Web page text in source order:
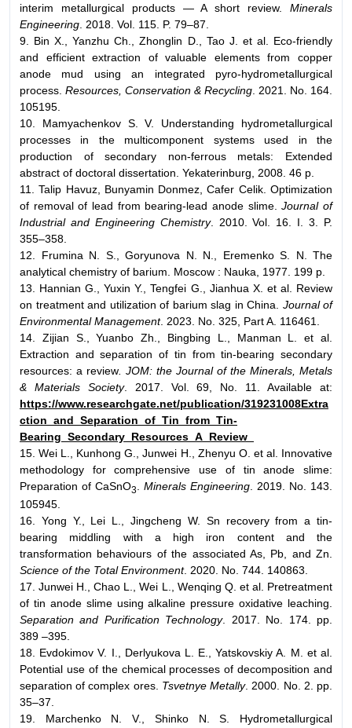
interim metallurgical products — A short review. Minerals
Engineering . 2018. Vol. 115. P. 79–87.
9. Bin X., Yanzhu Ch., Zhonglin D., Tao J. et al. Eco-friendly
and efficient extraction of valuable elements from copper
anode mud using an integrated pyro-hydrometallurgical
process. Resources, Conservation & Recycling . 2021. No. 164.
105195.
10. Mamyachenkov S. V. Understanding hydrometallurgical
processes in the multicomponent systems used in the
production of secondary non-ferrous metals: Extended
abstract of doctoral dissertation. Yekaterinburg, 2008. 46 p.
11. Talip Havuz, Bunyamin Donmez, Cafer Celik. Optimization
of removal of lead from bearing-lead anode slime.Journal of
Industrial and Engineering Chemistry. 2010. Vol. 16. I. 3. P.
355–358.
12. Frumina N. S., Goryunova N. N., Eremenko S. N. The
analytical chemistry of barium. Moscow : Nauka, 1977. 199 p.
13. Hannian G., Yuxin Y., Tengfei G., Jianhua X. et al. Review
on treatment and utilization of barium slag in China.
Journal of
Environmental Management. 2023. No. 325, Part A. 116461.
14. Zijian S., Yuanbo Zh., Bingbing L., Manman L. et al.
Extraction and separation of tin from tin-bearing secondary
resources: a review . JOM: the Journal of the Minerals, Metals
& Materials Society. 2017. Vol. 69, No. 11. Available at:
https://www.researchgate.net/publication/319231008Extra
ction_and_Separation_of_Tin_from_Tin-
Bearing_Secondary_Resources_A_Review_
15. Wei L., Kunhong G., Junwei H., Zhenyu O. et al. Innovative
methodology for comprehensive use of tin anode slime:
Preparation of CaSnO3 Minerals Engineering . 2019. No. 143.
105945.
16. Yong Y., Lei L., Jingcheng W. Sn recovery from a tin-
bearing middling with a high iron content and the
transformation behaviours of the associated As, Pb, and Zn.
Science of the Total Environment. 2020. No. 744. 140863.
17. Junwei H., Chao L., Wei L., Wenqing Q. et al. Pretreatment
of tin anode slime using alkaline pressure oxidative leaching.
Separation and Purification Technology. 2017. No. 174. pp.
389 –395.
18. Evdokimov V. I., Derlyukova L. E., Yatskovskiy A. M. et al.
Potential use of the chemical processes of decomposition and
separation of complex ores. Tsvetnye Metally. 2000. No. 2. pp.
35–37.
19. Marchenko N. V., Shinko N. S. Hydrometallurgical